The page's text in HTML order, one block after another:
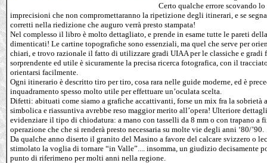
Certo qualche errore scovando
imprecisioni che non compromettaranno la ripetizione degli itinerari, e se
corretti nella riedizione che auguro verrà presto stampata!
Nel complesso il libro è molto dettagliato, e prende in esame tutte le pareti
dimenticati! Le cartine topografiche sono essenziali, ma quel che serve per
chiari, e trovo razionale il fatto di utilizzare gradi UIAA per le classiche e gradi
sorprendente ed utile è sicuramente la precisa ricerca fotografica, con il
orientarsi facilmente.
Ogni itinerario è descritto tiro per tiro, cosa rara nelle guide moderne, ed è
inquadramento spesso molto utile per effettuare un’oculata scelta.
Difetti: abituati come siamo a grafiche accattivanti, forse un mix fra la
simbolica e riassuntiva avrebbe reso maggior merito all’opera! Ulteriore
evidenziare il tipo di chiodatura: a mano con tasselli da 8 mm o con trapano a
operazione che che si renderà presto necessaria su molte vie degli anni ‘80/’90.
Da qualche anno diserto il granito del Masino a favore del calcare svizzero o
stimolato la voglia di tornare “in Valle”.... insomma, un giudizio decisamente
punto di riferimeno per molti anni nella regione.